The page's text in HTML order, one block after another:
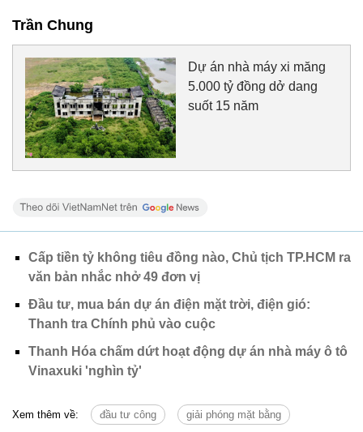
Trần Chung
Dự án nhà máy xi măng
5.000 tỷ đồng dở dang
suốt 15 năm
Cấp tiền tỷ không tiêu đồng nào, Chủ tịch TP.HCM ra
văn bản nhắc nhở 49 đơn vị
Đầu tư, mua bán dự án điện mặt trời, điện gió:
Thanh tra Chính phủ vào cuộc
Thanh Hóa chấm dứt hoạt động dự án nhà máy ô tô
Vinaxuki 'nghìn tỷ'
Xem thêm về: đầu tư công giải phóng mặt bằng